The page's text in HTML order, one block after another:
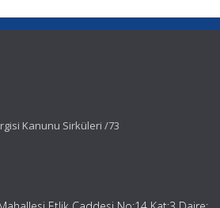
Kanunu Sirküleri /73